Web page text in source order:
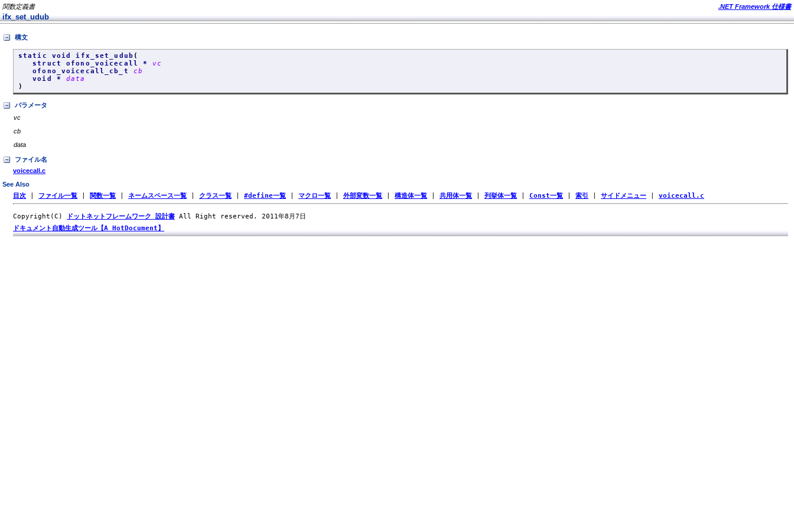
関数定義書 .NET Framework 仕様書
ifx_set_udub
構文
static void ifx_set_udub (
struct ofono_voicecall * vc
ofono_voicecall_cb_t cb
void *data
)
パラメータ
vc
cb
data
ファイル名
voicecall.c
See Also
目次 ファイル一覧 関数一覧 ネームスペース一覧 クラス一覧 #define一覧 マクロ一覧 外部変数一覧 構造体一覧 共用体一覧 列挙体一覧 Const一覧 索引 サイドメニュー voicecall.c
Copyright(C) ドットネットフレームワーク 設計書 All Right reserved. 2011年8月7日
ドキュメント自動生成ツール【A HotDocument】